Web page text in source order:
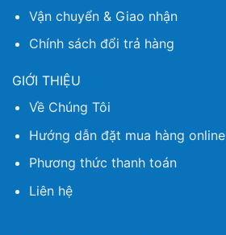
Vận chuyển & Giao nhận
Chính sách đổi trả hàng
GIỚI THIỆU
Về Chúng Tôi
Hướng dẫn đặt mua hàng online
Phương thức thanh toán
Liên hệ